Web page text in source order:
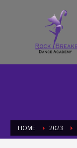
HOME 2023